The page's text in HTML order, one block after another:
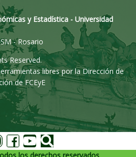
y Estadística - Universidad
- Rosario
Reserved.
libres por la Dirección de
de FCEyE